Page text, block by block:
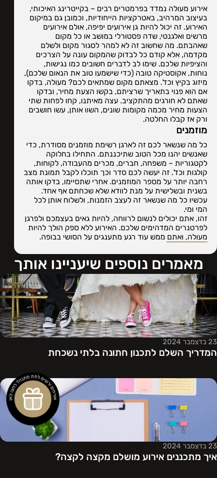
אירוע מעולה נמדד בפרמטרים רבים – בקייטרינג האיכותי,
בעיצוב המרהיב, באטרקציות הייחודיות, וכמובן גם במיקום
האירוע. זה יכול להיות גן אירועים יפיפה, אולם אירועים
מרשים ואלגנטי, שדה פסטורלי במושב או כל מקום
שאהבתם. מה שחשוב זה לא למהר לסגור מקום ולשלם
מקדמה, אלא קודם כל לבדוק שהמקום עונה על הצרכים
והציפיות שלכם. שימו לב לדברים חשובים כמו נגישות,
נוחות, אקוסטיקה טובה (כדי שישמעו טוב את הנאום שלכם),
מיזוג בקיץ וכד'. מצאתם מקום שמתאים לכם? מעולה, בדקו
אם הוא פנוי בתאריך שרציתם, בקשו הצעת מחיר, ובדקו
שאתם לא חורגים מהתקציב. עצה מאיתנו, קחו לפחות שתי
הצעות מחיר מכמה מקומות שונים, השוו אותן, עשו חושבים
ורק אז קבלו החלטה.
מוזמנים
כל מה שנשאר לכם זה לארגן רשימת מוזמנים מסודרת, כדי
שאנשים יהנו מכל הטוב שתיכננתם. התחילו בחלוקה
לקטגוריות – משפחה, חברים, מכרים מהעבודה, לקוחות,
קולגות וכד'. זה יעשה לכם סדר וכך תוכלו לקבל תמונת מצב
רחבה יותר על מספר המוזמנים. אחרי שתסיימו, בדקו אותה
בשנית ובשלישית על מנת לוודא שלא שכחתם אף אחד.
עכשיו כל מה שנשאר זה לעצב הזמנות, ולשלוח אותן לכל
המי ומי.
זהו, אתם יכולים לנשום לרווחה, להיות גאים בעצמכם ולפרגן
לפרטנרים המדהימים שלכם. האירוע ללא ספק הולך להיות
מעולה, ואתם ממש עוד רגע מתענגים על הסושי בבופה.
מאמרים נוספים שיעניינו אותך
23 בדצמבר 2024
המדריך השלם לתכנון חתונה בלתי נשכחת
23 בדצמבר 2024
איך מתכננים אירוע מושלם מקצה לקצה?